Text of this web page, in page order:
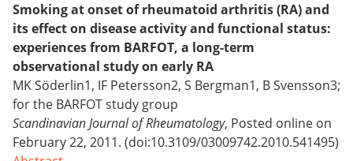
Smoking at onset of rheumatoid arthritis (RA) and
its effect on disease activity and functional status:
experiences from BARFOT, a long-term
observational study on early RA
MK Söderlin1, IF Petersson2, S Bergman1, B Svensson3;
for the BARFOT study group
Scandinavian Journal of Rheumatology, Posted online on
February 22, 2011. (doi:10.3109/03009742.2010.541495)